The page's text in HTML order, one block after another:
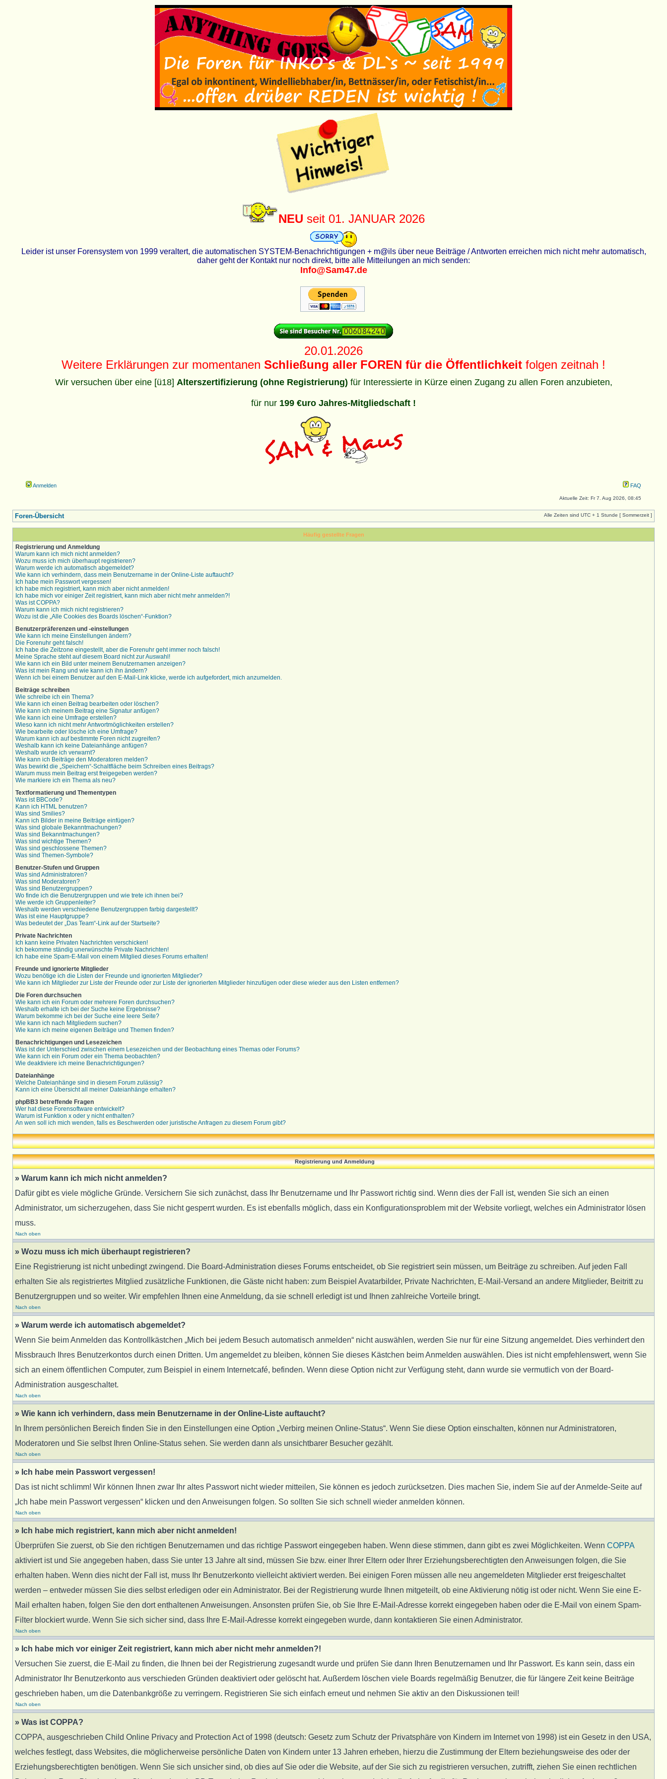
NEU seit 01. JANUAR 2026
Leider ist unser Forensystem von 1999 veraltert, die automatischen SYSTEM-Benachrichtigungen + m@ils über neue Beiträge / Antworten erreichen mich nicht mehr automatisch,
daher geht der Kontakt nur noch direkt, bitte alle Mitteilungen an mich senden:
Info@Sam47.de
20.01.2026
Weitere Erklärungen zur momentanen Schließung aller FOREN für die Öffentlichkeit folgen zeitnah !
Wir versuchen über eine [ü18] Alterszertifizierung (ohne Registrierung) für Interessierte in Kürze einen Zugang zu allen Foren anzubieten,
für nur 199 €uro Jahres-Mitgliedschaft !
Anmelden FAQ
Aktuelle Zeit: Fr 7. Aug 2026, 08:45
Foren-Übersicht Alle Zeiten sind UTC + 1 Stunde [ Sommerzeit ]
Häufig gestellte Fragen
Registrierung und Anmeldung
Warum kann ich mich nicht anmelden?
Wozu muss ich mich überhaupt registrieren?
Warum werde ich automatisch abgemeldet?
Wie kann ich verhindern, dass mein Benutzername in der Online-Liste auftaucht?
Ich habe mein Passwort vergessen!
Ich habe mich registriert, kann mich aber nicht anmelden!
Ich habe mich vor einiger Zeit registriert, kann mich aber nicht mehr anmelden?!
Was ist COPPA?
Warum kann ich mich nicht registrieren?
Wozu ist die „Alle Cookies des Boards löschen“-Funktion?
Benutzerpräferenzen und -einstellungen
Wie kann ich meine Einstellungen ändern?
Die Forenuhr geht falsch!
Ich habe die Zeitzone eingestellt, aber die Forenuhr geht immer noch falsch!
Meine Sprache steht auf diesem Board nicht zur Auswahl!
Wie kann ich ein Bild unter meinem Benutzernamen anzeigen?
Was ist mein Rang und wie kann ich ihn ändern?
Wenn ich bei einem Benutzer auf den E-Mail-Link klicke, werde ich aufgefordert, mich anzumelden.
Beiträge schreiben
Wie schreibe ich ein Thema?
Wie kann ich einen Beitrag bearbeiten oder löschen?
Wie kann ich meinem Beitrag eine Signatur anfügen?
Wie kann ich eine Umfrage erstellen?
Wieso kann ich nicht mehr Antwortmöglichkeiten erstellen?
Wie bearbeite oder lösche ich eine Umfrage?
Warum kann ich auf bestimmte Foren nicht zugreifen?
Weshalb kann ich keine Dateianhänge anfügen?
Weshalb wurde ich verwarnt?
Wie kann ich Beiträge den Moderatoren melden?
Was bewirkt die „Speichern“-Schaltfläche beim Schreiben eines Beitrags?
Warum muss mein Beitrag erst freigegeben werden?
Wie markiere ich ein Thema als neu?
Textformatierung und Thementypen
Was ist BBCode?
Kann ich HTML benutzen?
Was sind Smilies?
Kann ich Bilder in meine Beiträge einfügen?
Was sind globale Bekanntmachungen?
Was sind Bekanntmachungen?
Was sind wichtige Themen?
Was sind geschlossene Themen?
Was sind Themen-Symbole?
Benutzer-Stufen und Gruppen
Was sind Administratoren?
Was sind Moderatoren?
Was sind Benutzergruppen?
Wo finde ich die Benutzergruppen und wie trete ich ihnen bei?
Wie werde ich Gruppenleiter?
Weshalb werden verschiedene Benutzergruppen farbig dargestellt?
Was ist eine Hauptgruppe?
Was bedeutet der „Das Team“-Link auf der Startseite?
Private Nachrichten
Ich kann keine Privaten Nachrichten verschicken!
Ich bekomme ständig unerwünschte Private Nachrichten!
Ich habe eine Spam-E-Mail von einem Mitglied dieses Forums erhalten!
Freunde und ignorierte Mitglieder
Wozu benötige ich die Listen der Freunde und ignorierten Mitglieder?
Wie kann ich Mitglieder zur Liste der Freunde oder zur Liste der ignorierten Mitglieder hinzufügen oder diese wieder aus den Listen entfernen?
Die Foren durchsuchen
Wie kann ich ein Forum oder mehrere Foren durchsuchen?
Weshalb erhalte ich bei der Suche keine Ergebnisse?
Warum bekomme ich bei der Suche eine leere Seite?
Wie kann ich nach Mitgliedern suchen?
Wie kann ich meine eigenen Beiträge und Themen finden?
Benachrichtigungen und Lesezeichen
Was ist der Unterschied zwischen einem Lesezeichen und der Beobachtung eines Themas oder Forums?
Wie kann ich ein Forum oder ein Thema beobachten?
Wie deaktiviere ich meine Benachrichtigungen?
Dateianhänge
Welche Dateianhänge sind in diesem Forum zulässig?
Kann ich eine Übersicht all meiner Dateianhänge erhalten?
phpBB3 betreffende Fragen
Wer hat diese Forensoftware entwickelt?
Warum ist Funktion x oder y nicht enthalten?
An wen soll ich mich wenden, falls es Beschwerden oder juristische Anfragen zu diesem Forum gibt?
Registrierung und Anmeldung
» Warum kann ich mich nicht anmelden?
Dafür gibt es viele mögliche Gründe. Versichern Sie sich zunächst, dass Ihr Benutzername und Ihr Passwort richtig sind. Wenn dies der Fall ist, wenden Sie sich an einen
Administrator, um sicherzugehen, dass Sie nicht gesperrt wurden. Es ist ebenfalls möglich, dass ein Konfigurationsproblem mit der Website vorliegt, welches ein Administrator lösen
muss.
Nach oben
» Wozu muss ich mich überhaupt registrieren?
Eine Registrierung ist nicht unbedingt zwingend. Die Board-Administration dieses Forums entscheidet, ob Sie registriert sein müssen, um Beiträge zu schreiben. Auf jeden Fall
erhalten Sie als registriertes Mitglied zusätzliche Funktionen, die Gäste nicht haben: zum Beispiel Avatarbilder, Private Nachrichten, E-Mail-Versand an andere Mitglieder, Beitritt zu
Benutzergruppen und so weiter. Wir empfehlen Ihnen eine Anmeldung, da sie schnell erledigt ist und Ihnen zahlreiche Vorteile bringt.
Nach oben
» Warum werde ich automatisch abgemeldet?
Wenn Sie beim Anmelden das Kontrollkästchen „Mich bei jedem Besuch automatisch anmelden“ nicht auswählen, werden Sie nur für eine Sitzung angemeldet. Dies verhindert den
Missbrauch Ihres Benutzerkontos durch einen Dritten. Um angemeldet zu bleiben, können Sie dieses Kästchen beim Anmelden auswählen. Dies ist nicht empfehlenswert, wenn Sie
sich an einem öffentlichen Computer, zum Beispiel in einem Internetcafé, befinden. Wenn diese Option nicht zur Verfügung steht, dann wurde sie vermutlich von der Board-
Administration ausgeschaltet.
Nach oben
» Wie kann ich verhindern, dass mein Benutzername in der Online-Liste auftaucht?
In Ihrem persönlichen Bereich finden Sie in den Einstellungen eine Option „Verbirg meinen Online-Status“. Wenn Sie diese Option einschalten, können nur Administratoren,
Moderatoren und Sie selbst Ihren Online-Status sehen. Sie werden dann als unsichtbarer Besucher gezählt.
Nach oben
» Ich habe mein Passwort vergessen!
Das ist nicht schlimm! Wir können Ihnen zwar Ihr altes Passwort nicht wieder mitteilen, Sie können es jedoch zurücksetzen. Dies machen Sie, indem Sie auf der Anmelde-Seite auf
„Ich habe mein Passwort vergessen“ klicken und den Anweisungen folgen. So sollten Sie sich schnell wieder anmelden können.
Nach oben
» Ich habe mich registriert, kann mich aber nicht anmelden!
Überprüfen Sie zuerst, ob Sie den richtigen Benutzernamen und das richtige Passwort eingegeben haben. Wenn diese stimmen, dann gibt es zwei Möglichkeiten. Wenn COPPA
aktiviert ist und Sie angegeben haben, dass Sie unter 13 Jahre alt sind, müssen Sie bzw. einer Ihrer Eltern oder Ihrer Erziehungsberechtigten den Anweisungen folgen, die Sie
erhalten haben. Wenn dies nicht der Fall ist, muss Ihr Benutzerkonto vielleicht aktiviert werden. Bei einigen Foren müssen alle neu angemeldeten Mitglieder erst freigeschaltet
werden – entweder müssen Sie dies selbst erledigen oder ein Administrator. Bei der Registrierung wurde Ihnen mitgeteilt, ob eine Aktivierung nötig ist oder nicht. Wenn Sie eine E-
Mail erhalten haben, folgen Sie den dort enthaltenen Anweisungen. Ansonsten prüfen Sie, ob Sie Ihre E-Mail-Adresse korrekt eingegeben haben oder die E-Mail von einem Spam-
Filter blockiert wurde. Wenn Sie sich sicher sind, dass Ihre E-Mail-Adresse korrekt eingegeben wurde, dann kontaktieren Sie einen Administrator.
Nach oben
» Ich habe mich vor einiger Zeit registriert, kann mich aber nicht mehr anmelden?!
Versuchen Sie zuerst, die E-Mail zu finden, die Ihnen bei der Registrierung zugesandt wurde und prüfen Sie dann Ihren Benutzernamen und Ihr Passwort. Es kann sein, dass ein
Administrator Ihr Benutzerkonto aus verschieden Gründen deaktiviert oder gelöscht hat. Außerdem löschen viele Boards regelmäßig Benutzer, die für längere Zeit keine Beiträge
geschrieben haben, um die Datenbankgröße zu verringern. Registrieren Sie sich einfach erneut und nehmen Sie aktiv an den Diskussionen teil!
Nach oben
» Was ist COPPA?
COPPA, ausgeschrieben Child Online Privacy and Protection Act of 1998 (deutsch: Gesetz zum Schutz der Privatsphäre von Kindern im Internet von 1998) ist ein Gesetz in den USA,
welches festlegt, dass Websites, die möglicherweise persönliche Daten von Kindern unter 13 Jahren erheben, hierzu die Zustimmung der Eltern beziehungsweise des oder der
Erziehungsberechtigten benötigen. Wenn Sie sich unsicher sind, ob dies auf Sie oder die Website, auf der Sie sich zu registrieren versuchen, zutrifft, ziehen Sie einen rechtlichen